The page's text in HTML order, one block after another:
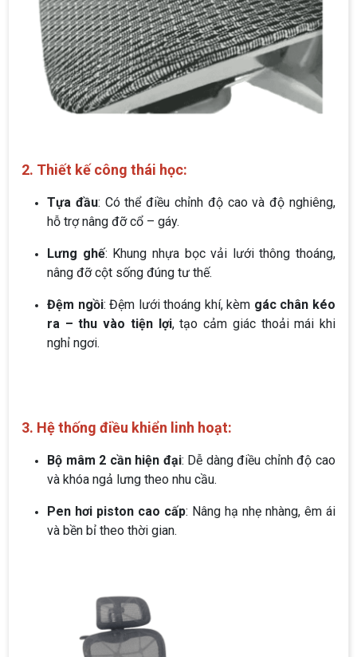
2. Thiết kế công thái học:
Tựa đầu: Có thể điều chỉnh độ cao và độ nghiêng,
hỗ trợ nâng đỡ cổ – gáy.
Lưng ghế: Khung nhựa bọc vải lưới thông thoáng,
nâng đỡ cột sống đúng tư thế.
Đệm ngồi: Đệm lưới thoáng khí, kèm gác chân kéo
ra – thu vào tiện lợi, tạo cảm giác thoải mái khi
nghỉ ngơi.
3. Hệ thống điều khiển linh hoạt:
Bộ mâm 2 cần hiện đại: Dễ dàng điều chỉnh độ cao
và khóa ngả lưng theo nhu cầu.
Pen hơi piston cao cấp: Nâng hạ nhẹ nhàng, êm ái
và bền bỉ theo thời gian.